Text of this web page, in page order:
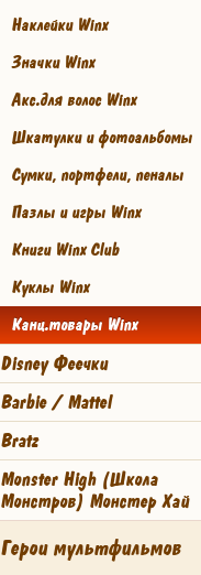
Наклейки Winx
Значки Winx
Акс.для волос Winx
Шкатулки и фотоальбомы
Сумки, портфели, пеналы
Пазлы и игры Winx
Книги Winx Club
Куклы Winx
Канц.товары Winx
Disney Феечки
Barbie / Mattel
Bratz
Monster High (Школа
Монстров) Монстер Хай
Герои мультфильмов